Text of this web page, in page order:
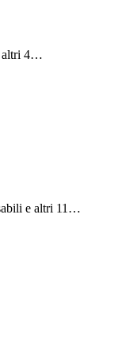
altri 4…
e altri 11…